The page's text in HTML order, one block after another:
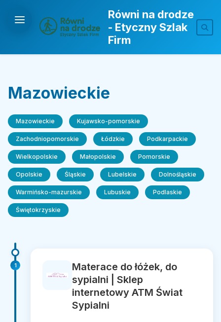
Równi na drodze
- Etyczny Szlak
Firm
Mazowieckie
Mazowieckie Kujawsko-pomorskie
Zachodniopomorskie Łódzkie Podkarpackie
Wielkopolskie Małopolskie Pomorskie
Opolskie Śląskie Lubelskie Dolnośląskie
Warmińsko-mazurskie Lubuskie Podlaskie
Świętokrzyskie
1
Materace do łóżek, do
sypialni | Sklep
internetowy ATM Świat
Sypialni